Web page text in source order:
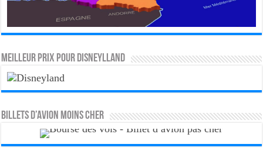
MEILLEUR PRIX POUR DISNEYLLAND
Billets d’avion moins cher